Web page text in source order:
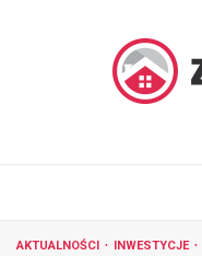
AKTUALNOŚCI INWESTYCJE